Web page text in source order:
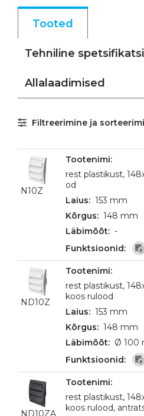
Tooted
Tehniline
Allalaadimised
Filtreerimine ja
N10Z
rest plastikust,
od
153 mm
148 mm
-
ND10Z
rest plastikust,
koos rulood
153 mm
148 mm
Ø 100
ND10ZA
rest plastikust,
koos rulood,